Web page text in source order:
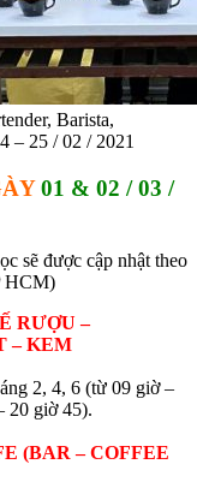
Barista,
– 25 / 02 / 2021
01 & 02 / 03 /
sẽ được cập nhật theo
HCM)
RƯỢU –
– KEM
2, 4, 6 (từ 09 giờ –
20 giờ 45).
(BAR – COFFEE